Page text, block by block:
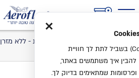
מיטות זוגיות - ללא מזרן
מיטה דגם PURE עם ארגז מצעים
×
אנחנו משתמשים בעוגיות (Cookies) בשביל לתת לך חוויית
להבין איך משתמשים באתר,
שמתאימים בדיוק לך.